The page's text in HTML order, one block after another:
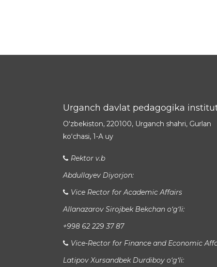
Urganch davlat pedagogika
Oʻzbekiston, 220100, Urganch shahri, Gurlan
koʻchasi, 1-A uy
Rektor v.b
Abdullayev Diyorjon:
Vice Rector for Academic Affairs
Allanazarov Sirojbek Bekchan o‘g‘li:
+998 62 229 37 87
Vice-Rector for Finance and Economic
Latipov Xursandbek Durdiboy o‘g‘li: